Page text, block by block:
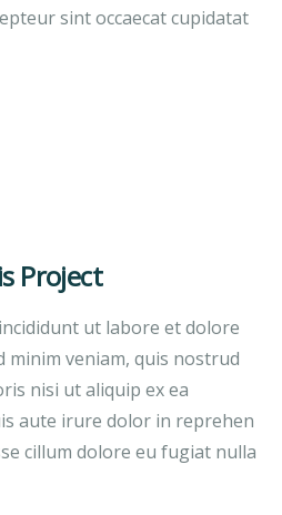
sint occaecat cupidatat
Project
ut labore et dolore
minim veniam, quis nostrud
nisi ut aliquip ex ea
aute irure dolor in reprehen
cillum dolore eu fugiat nulla